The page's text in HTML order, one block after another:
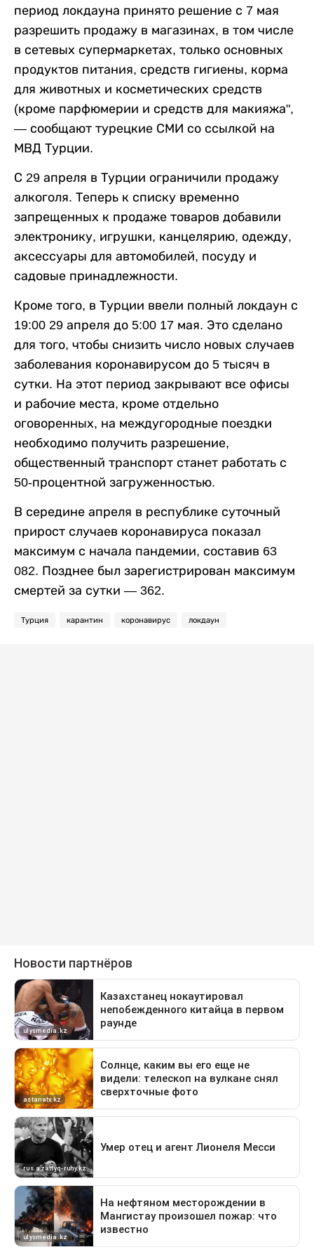
период локдауна принято решение с 7 мая
разрешить продажу в магазинах, в том числе
в сетевых супермаркетах, только основных
продуктов питания, средств гигиены, корма
для животных и косметических средств
(кроме парфюмерии и средств для макияжа",
— сообщают турецкие СМИ со ссылкой на
МВД Турции.
С 29 апреля в Турции ограничили продажу
алкоголя. Теперь к списку временно
запрещенных к продаже товаров добавили
электронику, игрушки, канцелярию, одежду,
аксессуары для автомобилей, посуду и
садовые принадлежности.
Кроме того, в Турции ввели полный локдаун с
19:00 29 апреля до 5:00 17 мая. Это сделано
для того, чтобы снизить число новых случаев
заболевания коронавирусом до 5 тысяч в
сутки. На этот период закрывают все офисы
и рабочие места, кроме отдельно
оговоренных, на междугородные поездки
необходимо получить разрешение,
общественный транспорт станет работать с
50-процентной загруженностью.
В середине апреля в республике суточный
прирост случаев коронавируса показал
максимум с начала пандемии, составив 63
082. Позднее был зарегистрирован максимум
смертей за сутки — 362.
Турция карантин коронавирус локдаун